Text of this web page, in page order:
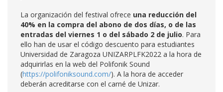
La organización del festival ofrece una reducción del
40% en la compra del abono de dos días, o de las
entradas del viernes 1 o del sábado 2 de julio. Para
ello han de usar el código descuento para estudiantes
Universidad de Zaragoza UNIZARPLFK2022 a la hora de
adquirirlas en la web del Polifonik Sound
(https://polifoniksound.com/). A la hora de acceder
deberán acreditarse con el carné de Unizar.